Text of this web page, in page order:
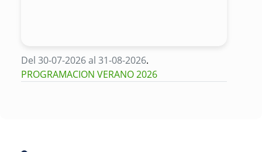
Del 30-07-2026 al 31-08-2026.
PROGRAMACION VERANO 2026